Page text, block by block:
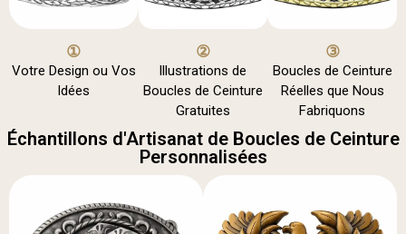
①
Votre Design ou Vos
Idées
②
Illustrations de
Boucles de Ceinture
Gratuites
③
Boucles de Ceinture
Réelles que Nous
Fabriquons
Échantillons d'Artisanat de Boucles de Ceinture
Personnalisées